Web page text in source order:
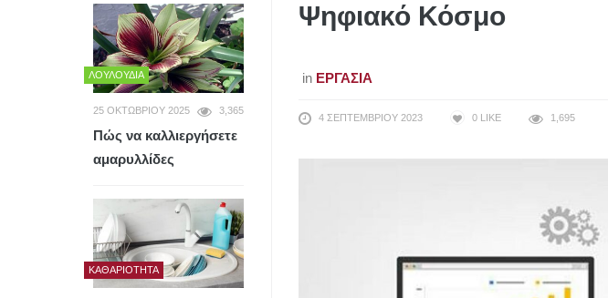
Ψηφιακό Κόσμο
in ΕΡΓΑΣΊΑ
4 ΣΕΠΤΕΜΒΡΊΟΥ 2023 0 LIKE 1,695
ΛΟΥΛΟΎΔΙΑ
25 ΟΚΤΩΒΡΊΟΥ 2025 3,365
Πώς να καλλιεργήσετε
αμαρυλλίδες
ΚΑΘΑΡΙΌΤΗΤΑ